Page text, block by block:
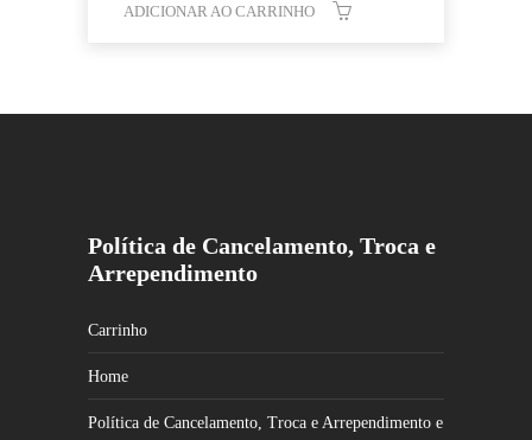
ADICIONAR AO CARRINHO
Política de Cancelamento, Troca e
Arrependimento
Carrinho
Home
Política de Cancelamento, Troca e Arrependimento e